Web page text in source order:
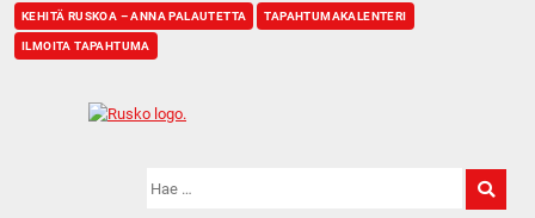
KEHITÄ RUSKOA – ANNA PALAUTETTA TAPAHTUMAKALENTERI
ILMOITA TAPAHTUMA
Hae: